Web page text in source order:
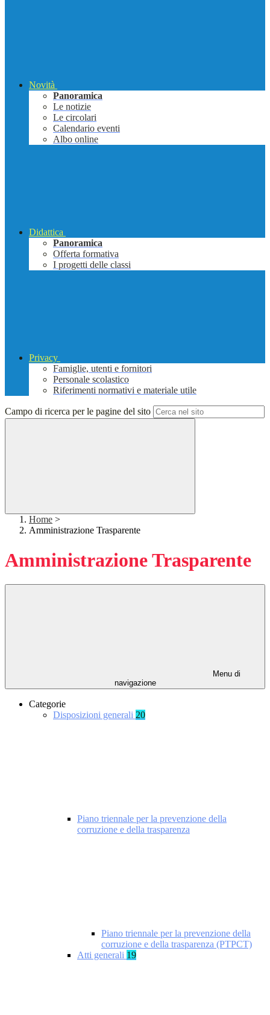
Novità
Panoramica
Le notizie
Le circolari
Calendario eventi
Albo online
Didattica
Panoramica
Offerta formativa
I progetti delle classi
Privacy
Famiglie, utenti e fornitori
Personale scolastico
Riferimenti normativi e materiale utile
Campo di ricerca per le pagine del sito
Home >
Amministrazione Trasparente
Amministrazione Trasparente
Menu di
navigazione
Categorie
Disposizioni generali 20
Piano triennale per la prevenzione della
corruzione e della trasparenza
Piano triennale per la prevenzione della
corruzione e della trasparenza (PTPCT)
Atti generali 19